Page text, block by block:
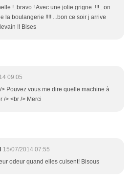
!..bravo ! Avec une jolie grigne .!!!...on
la boulangerie !!!! ...bon ce soir j arrive
!! Bises
09:05
> Pouvez vous me dire quelle machine à
/> <br /> Merci
15/07/2014 07:55
odeur quand elles cuisent! Bisous